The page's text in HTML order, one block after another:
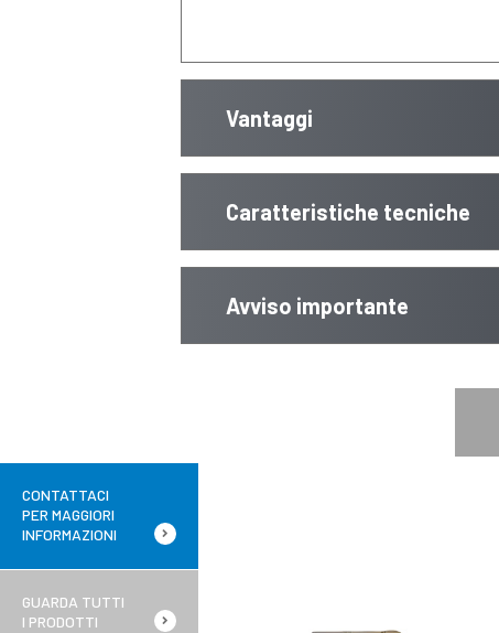
CONTATTACI
PER MAGGIORI
INFORMAZIONI
GUARDA TUTTI
I PRODOTTI
Vantaggi
Caratteristiche tecniche
Avviso importante